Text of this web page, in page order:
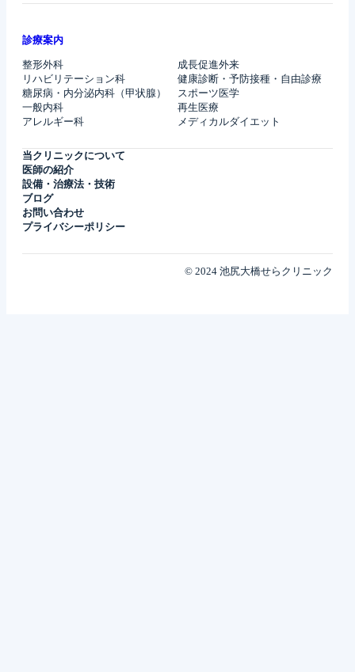
診療案内
整形外科
リハビリテーション科
糖尿病・内分泌内科（甲状腺）
一般内科
アレルギー科
成長促進外来
健康診断・予防接種・自由診療
スポーツ医学
再生医療
メディカルダイエット
当クリニックについて
医師の紹介
設備・治療法・技術
ブログ
お問い合わせ
プライバシーポリシー
© 2024 池尻大橋せらクリニック